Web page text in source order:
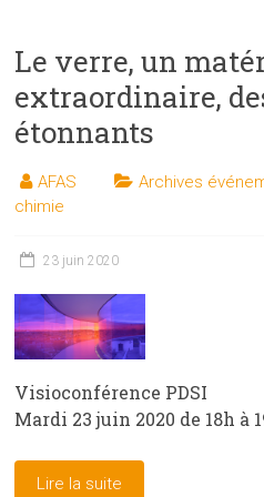
Le verre, un
extraordinaire,
étonnants
AFAS Archives
chimie
23 juin 2020
Visioconférence PDSI
Mardi 23 juin 2020 de 18h à
Lire la suite